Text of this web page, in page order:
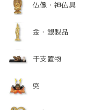
仏像・神仏具
金・銀製品
干支置物
兜